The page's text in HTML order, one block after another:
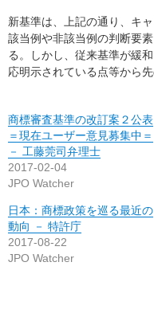
新基準は、上記の通り、キ
該当例や非該当例の判断要
る。しかし、従来基準が緩
応明示されている点等から
商標審査基準の改訂案２公表
＝現在ユーザー意見募集中＝
－ 工藤莞司弁理士
2017-02-04
JPO Watcher
日本：商標政策を巡る最近の
動向 － 特許庁
2017-08-22
JPO Watcher